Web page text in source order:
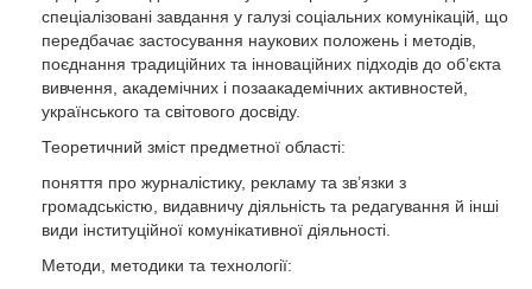
зараховані в межах цієї освітньої програми.
Строк перепідготовки з іншої спеціальності становить 1–2
роки.
спеціалізовані завдання у галузі соціальних комунікацій, що
передбачає застосування наукових положень і методів,
поєднання традиційних та інноваційних підходів до об’єкта
вивчення, академічних і позаакадемічних активностей,
українського та світового досвіду.
Теоретичний зміст предметної області:
поняття про журналістику, рекламу та зв’язки з
громадськістю, видавничу діяльність та редагування й інші
види інституційної комунікативної діяльності.
Методи, методики та технології: